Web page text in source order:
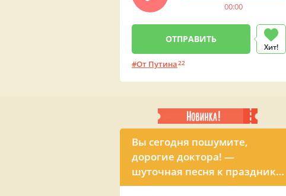
00:00
Хит!
От Путина22
Вы сегодня пошумите,
дорогие доктора! —
шуточная песня к празднику
всех медиков